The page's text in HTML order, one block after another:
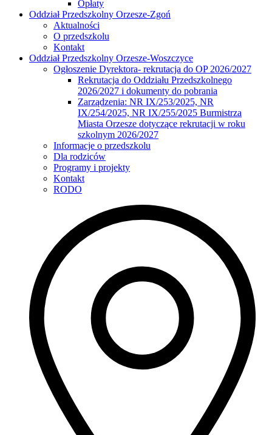
Opłaty
Oddział Przedszkolny Orzesze-Zgoń
Aktualności
O przedszkolu
Kontakt
Oddział Przedszkolny Orzesze-Woszczyce
Ogłoszenie Dyrektora- rekrutacja do OP 2026/2027
Rekrutacja do Oddziału Przedszkolnego
2026/2027 i dokumenty do pobrania
Zarządzenia: NR IX/253/2025, NR
IX/254/2025, NR IX/255/2025 Burmistrza
Miasta Orzesze dotyczące rekrutacji w roku
szkolnym 2026/2027
Informacje o przedszkolu
Dla rodziców
Programy i projekty
Kontakt
RODO